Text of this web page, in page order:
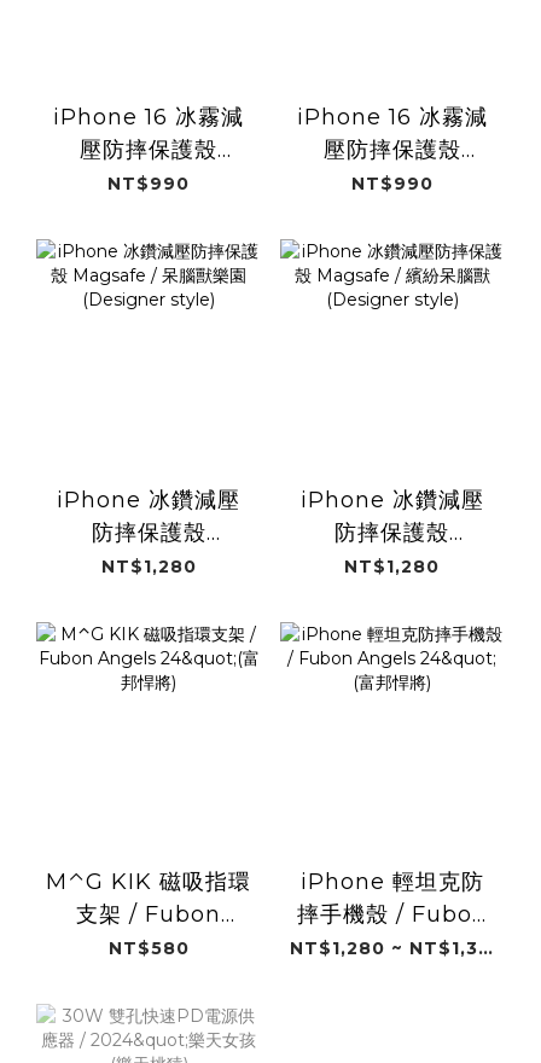
iPhone 16 冰霧減
壓防摔保護殼
MagSafe / 冰霧白
NT$990
iPhone 16 冰霧減
壓防摔保護殼
MagSafe / 迷霧黑
NT$990
iPhone 冰鑽減壓
防摔保護殼
Magsafe / 呆腦獸
style)
NT$1,280
iPhone 冰鑽減壓
防摔保護殼
Magsafe / 繽紛呆
style)
NT$1,280
M⌃G KIK 磁吸指環
支架 / Fubon
Angels 24"(富邦悍
NT$580
iPhone 輕坦克防
摔手機殼 / Fubon
Angels 24"(富邦悍
NT$1,280 ~ NT$1,380